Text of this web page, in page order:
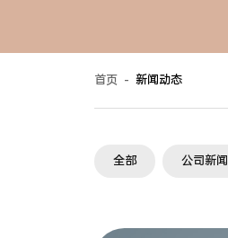
首页 - 新闻动态
全部 公司新闻